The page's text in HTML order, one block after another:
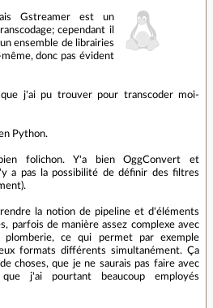
Gstreamer est un
cependant il
ensemble de librairies
donc pas évident
que j'ai pu trouver pour transcoder moi-
Python.
folichon. Y'a bien OggConvert et
a pas la possibilité de définir des filtres
la notion de pipeline et d'éléments
parfois de manière assez complexe avec
ce qui permet par exemple
formats différents simultanément. Ça
choses, que je ne saurais pas faire avec
j'ai pourtant beaucoup employés